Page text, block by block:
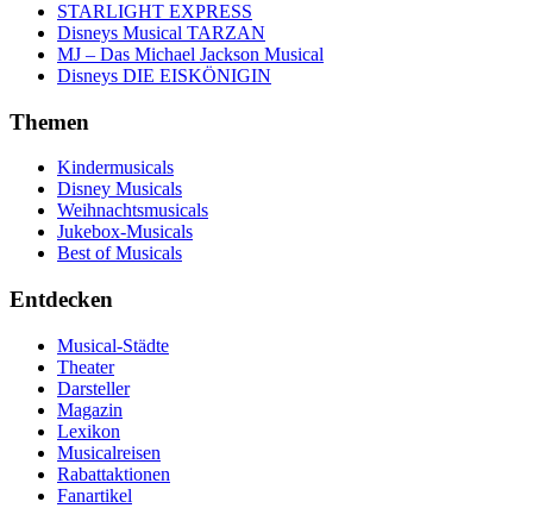
STARLIGHT EXPRESS
Disneys Musical TARZAN
MJ – Das Michael Jackson Musical
Disneys DIE EISKÖNIGIN
Themen
Kindermusicals
Disney Musicals
Weihnachtsmusicals
Jukebox-Musicals
Best of Musicals
Entdecken
Musical-Städte
Theater
Darsteller
Magazin
Lexikon
Musicalreisen
Rabattaktionen
Fanartikel